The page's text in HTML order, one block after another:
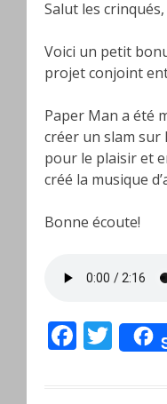
Salut les crinqués,
Voici un petit
projet conjoint
Paper Man a été
créer un slam sur
pour le plaisir et
créé la musique
Bonne écoute!